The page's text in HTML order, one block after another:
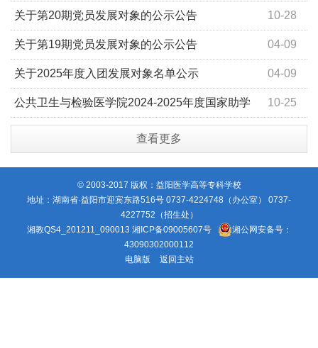
10-28
关于第20期党员发展对象的公示公告
04-09
关于第19期党员发展对象的公示公告
04-09
关于2025年度入团发展对象名单公示
10-25
公共卫生与检验医学院2024-2025年度国家助学
查看更多
© 2003-2017 版权：益阳医学高等专科学校
地址：湖南省·益阳市迎宾东路516号 0737-4224748（办公室） 0737-
4227752（招生处）
湘教QS4_201211_090013 湘ICP备09005607号
湘公网安备号：
43090302000112
电脑版
返回主站